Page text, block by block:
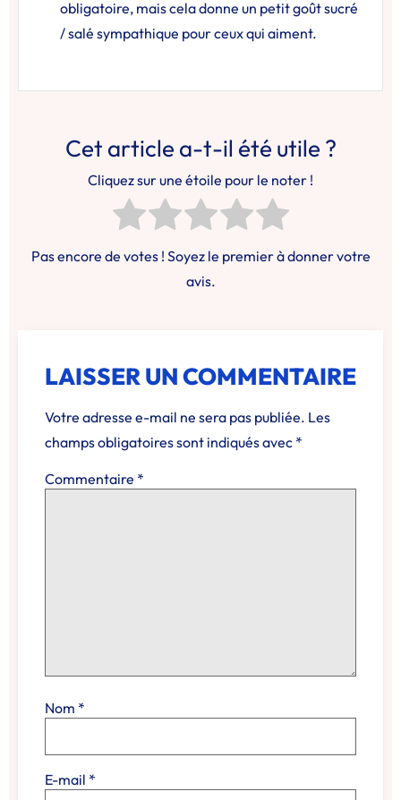
obligatoire, mais cela donne un petit goût sucré
/ salé sympathique pour ceux qui aiment.
Cet article a-t-il été utile ?
Cliquez sur une étoile pour le noter !
Pas encore de votes ! Soyez le premier à donner votre
avis.
LAISSER UN COMMENTAIRE
Votre adresse e-mail ne sera pas publiée. Les
champs obligatoires sont indiqués avec *
Commentaire *
Nom *
E-mail *